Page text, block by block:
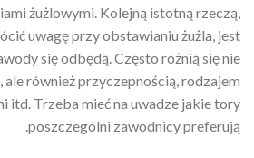
żużlowymi. Kolejną istotną rzeczą,
uwagę przy obstawianiu żużla, jest
się odbędą. Często różnią się nie
również przyczepnością, rodzajem
itd. Trzeba mieć na uwadze jakie tory
poszczególni zawodnicy preferują.